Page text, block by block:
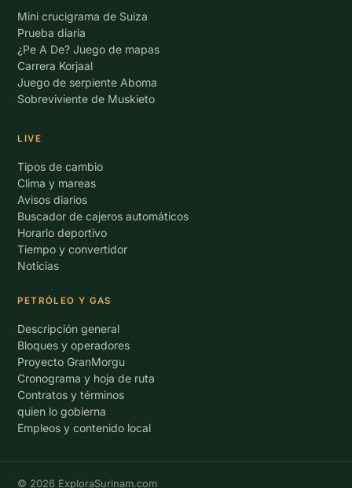
Mini crucigrama de Suiza
Prueba diaria
¿Pe A De? Juego de mapas
Carrera Korjaal
Juego de serpiente Aboma
Sobreviviente de Muskieto
LIVE
Tipos de cambio
Clima y mareas
Avisos diarios
Buscador de cajeros automáticos
Horario deportivo
Tiempo y convertidor
Noticias
PETRÓLEO Y GAS
Descripción general
Bloques y operadores
Proyecto GranMorgu
Cronograma y hoja de ruta
Contratos y términos
quien lo gobierna
Empleos y contenido local
© 2026 ExploraSurinam.com